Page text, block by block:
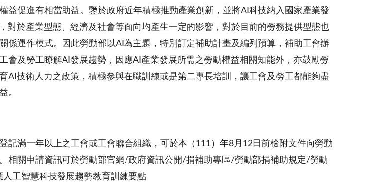
益促進有相當助益。鑒於政府近年積極推動產業創新，並將AI科技納入國家產業發
對於產業型態、經濟及社會等面向均產生一定的影響，對於目前的勞務提供型態也
係運作模式。因此勞動部以AI為主題，特別訂定補助計畫及編列預算，補助工會辦
會及勞工瞭解AI發展趨勢，因應AI產業發展所需之勞動權益相關知能外，亦鼓勵勞
AI技術人力之政策，積極參與在職訓練或是第二專長培訓，讓工會及勞工都能夠盡
。
記滿一年以上之工會或工會聯合組織，可於本（111）年8月12日前檢附文件向勞動
相關申請資訊可於勞動部官網/政府資訊公開/捐補助專區/勞動部捐補助規定/勞動
工智慧科技發展趨勢教育訓練要點